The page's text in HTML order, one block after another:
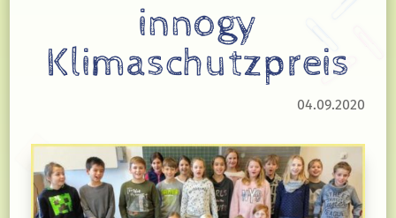
innogy
Klimaschutzpreis
04.09.2020